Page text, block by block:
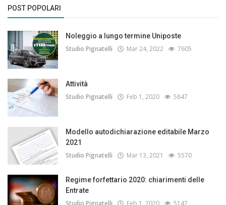
POST POPOLARI
Noleggio a lungo termine Uniposte
Studio Pignatelli Mar 24, 2022 7605
Attività
Studio Pignatelli Feb 1, 2020 5847
Modello autodichiarazione editabile Marzo
2021
Studio Pignatelli Mar 13, 2021 5570
Regime forfettario 2020: chiarimenti delle
Entrate
Studio Pignatelli Feb 1, 2020 5147